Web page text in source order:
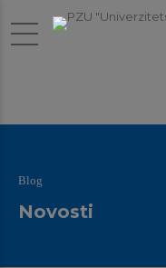
Blog
Novosti